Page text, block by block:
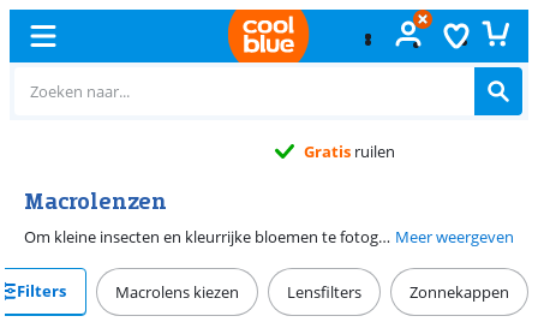
Gratis ruilen
Macrolenzen
Om kleine insecten en kleurrijke bloemen te fotograferen, maak je gebruik van een macrolens. De hoge vergrotingsfactor laat de kleinste onderwerpen er levensgroot uitzien. Een macro lens heeft een kleine scherpstelafstand, waardoor je een onderwerp van dichtbij fotografeert. Dankzij hun bereik kunnen macro lenzen ook gebruikt worden voor portretfotografie. Je kiest uit macrolenzen van onder andere Canon, Nikon, Sony en Fujifilm. Als je een lens met beeldstabilisatie kiest, maak je gemakkelijk haarscherpe foto's. Meer weergeven
Filters Macrolens kiezen Lensfilters Zonnekappen